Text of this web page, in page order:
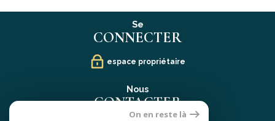
Se
CONNECTER
espace propriétaire
Nous
CONTACTER
On en reste là